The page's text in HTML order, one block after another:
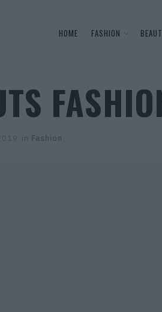
HOME FASHION
in Fashion